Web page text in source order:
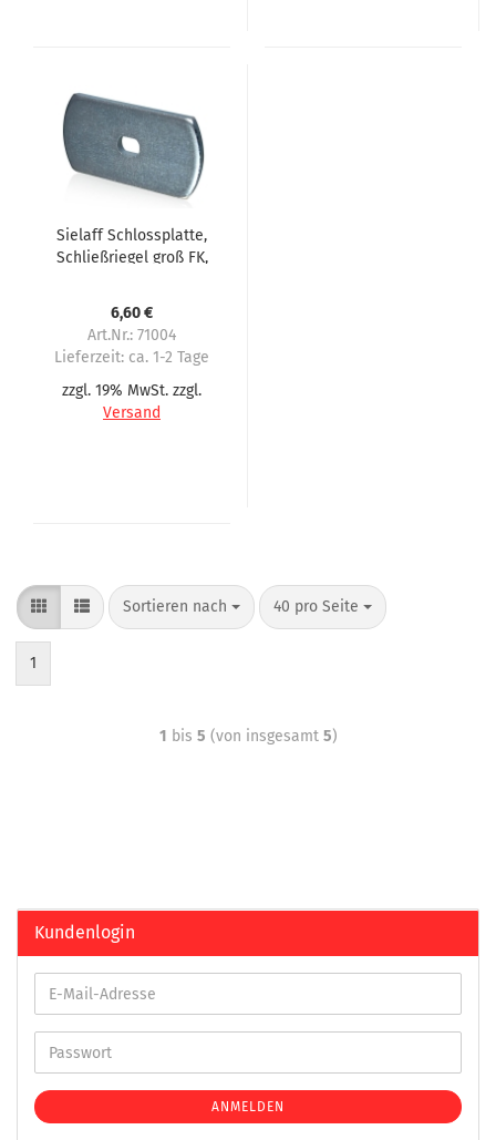
Sielaff Schlossplatte,
Schließriegel groß FK,
6,60 €
Art.Nr.: 71004
Lieferzeit: ca. 1-2 Tage
zzgl. 19% MwSt. zzgl.
Versand
Sortieren nach 40 pro Seite
1
1 bis 5 (von insgesamt 5)
Kundenlogin
ANMELDEN